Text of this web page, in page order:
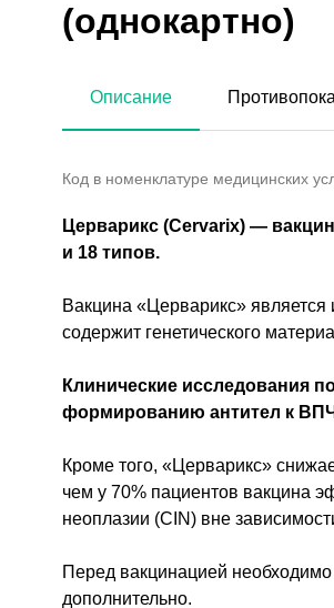
(однокартно)
Описание
Код в номенклатуре медицинских
Церварикс (Cervarix) —
и 18 типов.
Вакцина «Церварикс»
содержит генетического
Клинические исследования
формированию антител к
Кроме того, «Церварикс»
чем у 70% пациентов вакцина
неоплазии (CIN) вне
Перед вакцинацией
дополнительно.